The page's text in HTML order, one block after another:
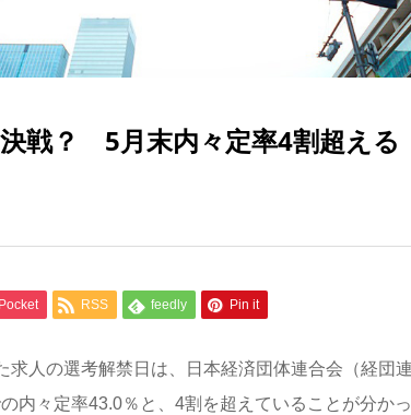
戦？ 5月末内々定率4割超える
Pocket RSS feedly Pin it
求人の選考解禁日は、日本経済団体連合会（経団
内々定率43.0％と、4割を超えていることが分かっ